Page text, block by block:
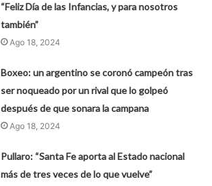
“Feliz Día de las Infancias, y para nosotros
también”
Ago 18, 2024
Boxeo: un argentino se coronó campeón tras
ser noqueado por un rival que lo golpeó
después de que sonara la campana
Ago 18, 2024
Pullaro: “Santa Fe aporta al Estado nacional
más de tres veces de lo que vuelve”